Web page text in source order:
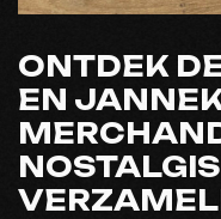
ONTDEK
EN